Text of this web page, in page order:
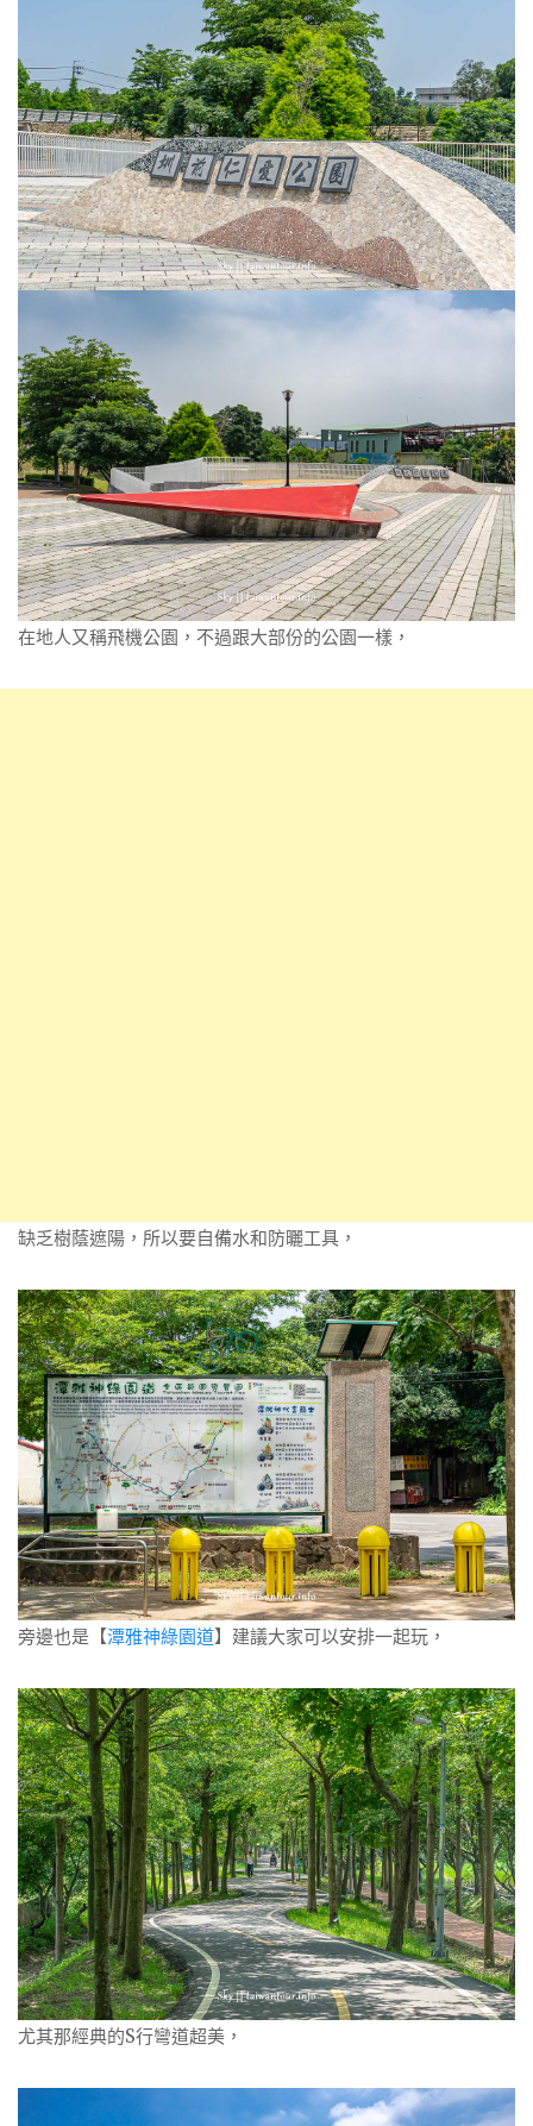
在地人又稱飛機公園，不過跟大部份的公園一樣，
缺乏樹蔭遮陽，所以要自備水和防曬工具，
旁邊也是【潭雅神綠園道】建議大家可以安排一起玩，
尤其那經典的S行彎道超美，